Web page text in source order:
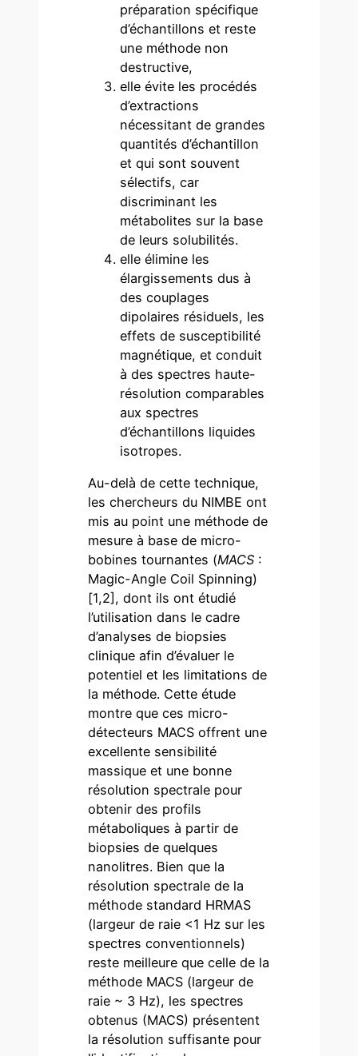
préparation spécifique
d’échantillons et reste
une méthode non
destructive,
elle évite les procédés
d’extractions
nécessitant de grandes
quantités d’échantillon
et qui sont souvent
sélectifs, car
discriminant les
métabolites sur la base
de leurs solubilités.
elle élimine les
élargissements dus à
des couplages
dipolaires résiduels, les
effets de susceptibilité
magnétique, et conduit
à des spectres haute-
résolution comparables
aux spectres
d’échantillons liquides
isotropes.
Au-delà de cette technique,
les chercheurs du NIMBE ont
mis au point une méthode de
mesure à base de micro-
bobines tournantes (MACS :
Magic-Angle Coil Spinning)
[1,2], dont ils ont étudié
l’utilisation dans le cadre
d’analyses de biopsies
clinique afin d’évaluer le
potentiel et les limitations de
la méthode. Cette étude
montre que ces micro-
détecteurs MACS offrent une
excellente sensibilité
massique et une bonne
résolution spectrale pour
obtenir des profils
métaboliques à partir de
biopsies de quelques
nanolitres. Bien que la
résolution spectrale de la
méthode standard HRMAS
(largeur de raie <1 Hz sur les
spectres conventionnels)
reste meilleure que celle de la
méthode MACS (largeur de
raie ~ 3 Hz), les spectres
obtenus (MACS) présentent
la résolution suffisante pour